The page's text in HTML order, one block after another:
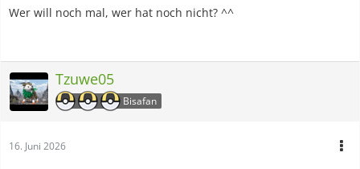
Wer will noch mal, wer hat noch nicht? ^^
Tzuwe05
Bisafan
16. Juni 2026